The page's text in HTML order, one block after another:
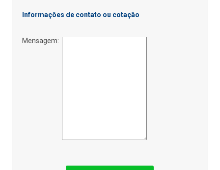
Informações de contato ou cotação
Mensagem: